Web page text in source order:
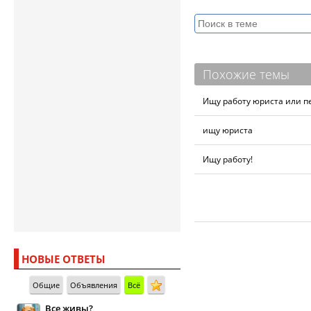
НОВЫЕ ОТВЕТЫ
Общие Объявления Всё
Все живы?
Похожие темы
Ищу работу юриста или
ищу юриста
Ищу работу!